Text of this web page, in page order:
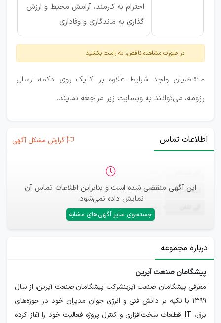
احترام به کارمند، آرامش محیط و ارزش
گذاری به ماندگاری و وفاداری
در صورت مشاهده ناقص، به راست بکشید
متقاضیان واجد شرایط علاوه بر کلیک روی دکمه ارسال
رزومه، می‌توانند به وبسایت زیر مراجعه نمایند.
اطلاعات تماس گزارش مشکل آگهی
این آگهی منقضی شده است و بنابراین اطلاعات تماس آن
نمایش داده نمی‌شود.
جستجوی سایر آگهی‌های مشابه
ایمیل —
—
درباره مجموعه
پیشگامان صنعت آیرین
معرفی پیشگامان صنعت آیرینشرکت پیشگامان صنعت آیرین، از سال
۱۳۹۹ با تکیه بر دانش فنی و انرژی جوان مدیران خود در حوزه‌های
برق، IT، قطعات سخت‌افزاری و کنترل پروژه فعالیت خود را آغاز کرده